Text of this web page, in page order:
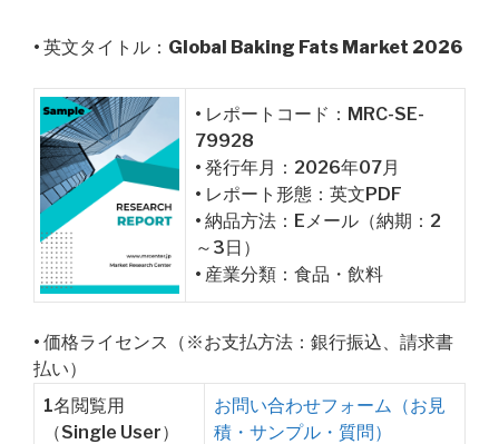
• 英文タイトル： Global Baking Fats Market 2026
• レポートコード：MRC-SE-
79928
• 発行年月：2026年07月
• レポート形態：英文PDF
• 納品方法：Eメール（納期：2
～3日）
• 産業分類：食品・飲料
• 価格ライセンス（※お支払方法：銀行振込、請求書
払い）
1名閲覧用
（Single User）
お問い合わせフォーム（お見
積・サンプル・質問）